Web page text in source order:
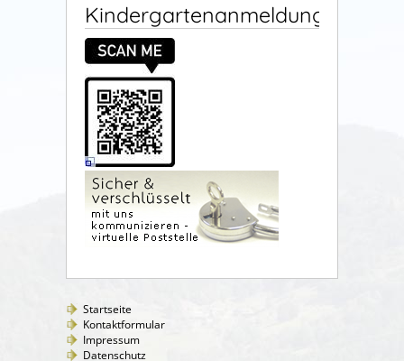
Kindergartenanmeldung
Startseite
Kontaktformular
Impressum
Datenschutz